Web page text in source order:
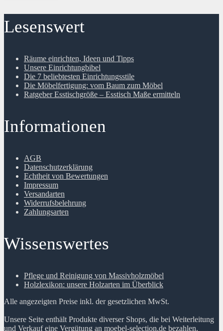
Lesenswert
Räume einrichten, Ideen und Tipps
Unsere Einrichtungbibel
Die 7 beliebtesten Einrichtungsstile
Die Möbelfertigung: vom Baum zum Möbel
Ratgeber Esstischgröße – Esstisch Maße ermitteln
Informationen
AGB
Datenschutzerklärung
Echtheit von Bewertungen
Impressum
Versandarten
Widerrufsbelehrung
Zahlungsarten
Wissenswertes
Pflege und Reinigung von Massivholzmöbel
Holzlexikon: unsere Holzarten im Überblick
Alle angezeigten Preise inkl. der gesetzlichen MwSt.
Unsere Seite enthält Produkte diverser Shops, die bei Weiterleitung
und Verkauf eine Vergütung an moebel-selection.de bezahlen.